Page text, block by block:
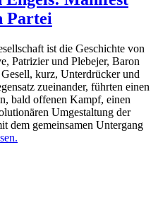
Partei
ist die Geschichte von
Patrizier und Plebejer, Baron
kurz, Unterdrücker und
zueinander, führten einen
bald offenen Kampf, einen
Umgestaltung der
dem gemeinsamen Untergang